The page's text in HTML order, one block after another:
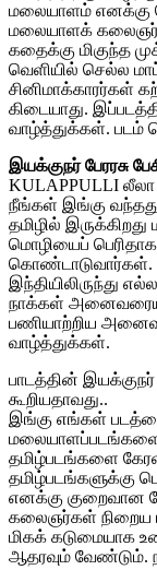
மலையாளம் எனக்கு
மலையாளக்
கதைக்கு மிகுந்த
வெளியில் செல்ல
சினிமாக்காரர்கள்
கிடையாது.
வாழ்த்துக்கள். படம்
இயக்குநர் பேரரசு
KULAPPULLI
நீங்கள் இங்கு வந்தது
தமிழில்
மொழியைப்
கொண்டாடுவார்கள்.
இந்தியிலிருந்து
நாக்கள்
பணியாற்றிய
வாழ்த்துக்கள்.
பாடத்தின் இயக்குநர்
கூறியதாவது..
இங்கு எங்கள்
தமிழ்படங்களை
தமிழ்படங்களுக்கு
எனக்கு குறைவான
கலைஞர்கள் நிறைய
மிகக் கடுமையாக
ஆதரவும் வேண்டும்.